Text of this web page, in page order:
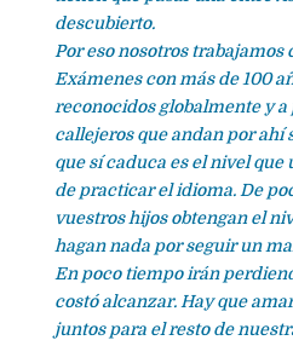
descubierto.
Por eso nosotros
Exámenes con más de 100
reconocidos globalmente y a
callejeros que andan por ahí
que sí caduca es el nivel que
de practicar el idioma. De
vuestros hijos obtengan el
hagan nada por seguir un
En poco tiempo irán
costó alcanzar. Hay que
juntos para el resto de